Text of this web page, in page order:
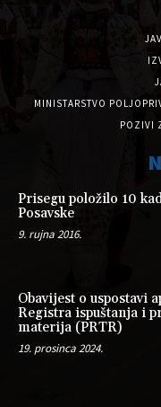
MINISTARSTVO
POZIVI
Prisegu položilo 10
Posavske
9. rujna 2016.
Obavijest o uspostavi
Registra ispuštanja i
materija (PRTR)
19. prosinca 2024.